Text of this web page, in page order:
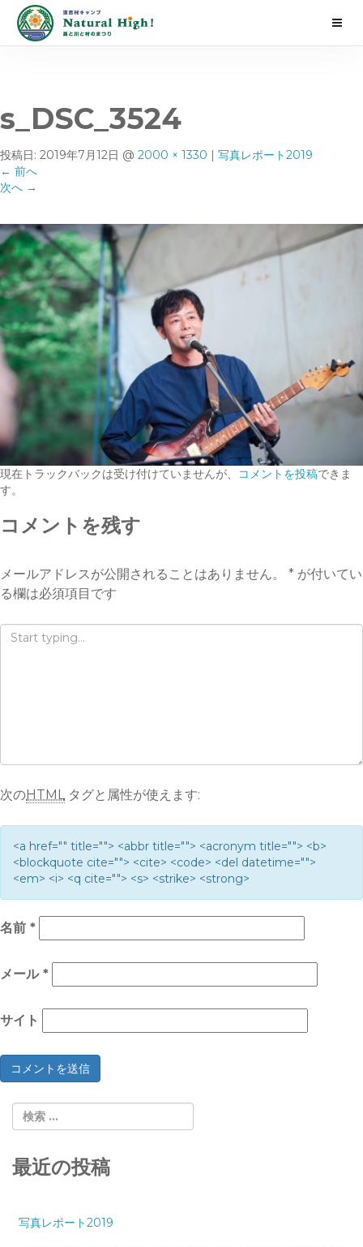
s_DSC_3524
投稿日: 2019年7月12日 @ 2000 × 1330 | 写真レポート2019
← 前へ
次へ →
現在トラックバックは受け付けていませんが、 コメントを投稿できま
す。
コメントを残す
メールアドレスが公開されることはありません。 * が付いてい
る欄は必須項目です
次のHTMLタグと属性が使えます:
<a href="" title=""> <abbr title=""> <acronym title=""> <b>
<blockquote cite=""> <cite> <code> <del datetime="">
<em> <i> <q cite=""> <s> <strike> <strong>
名前 *
メール *
サイト
最近の投稿
写真レポート2019